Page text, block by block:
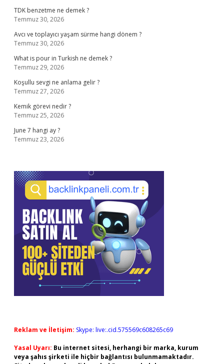
TDK benzetme ne demek ?
Temmuz 30, 2026
Avcı ve toplayıcı yaşam sürme hangi dönem ?
Temmuz 30, 2026
What is pour in Turkish ne demek ?
Temmuz 29, 2026
Koşullu sevgi ne anlama gelir ?
Temmuz 27, 2026
Kemik görevi nedir ?
Temmuz 25, 2026
June 7 hangi ay ?
Temmuz 23, 2026
Reklam ve İletişim: Skype: live:.cid.575569c608265c69
Yasal Uyarı: Bu internet sitesi, herhangi bir marka, kurum
veya şahıs şirketi ile hiçbir bağlantısı bulunmamaktadır.